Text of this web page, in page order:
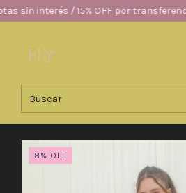
interés / 15% OFF por transferencia /
8 % OFF